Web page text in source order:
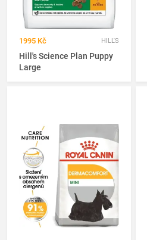
1995 Kč HILL'S
Hill's Science Plan Puppy
Large